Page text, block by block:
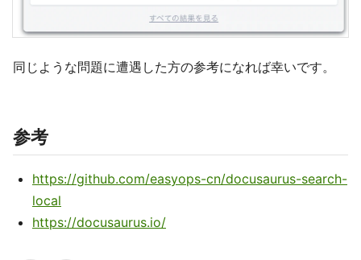
同じような問題に遭遇した方の参考になれば幸いです。
参考
https://github.com/easyops-cn/docusaurus-search-
local
https://docusaurus.io/